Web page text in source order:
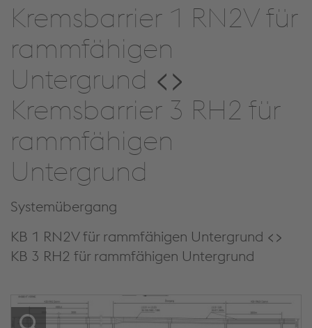
Kremsbarrier 1 RN2V für
rammfähigen
Untergrund <>
Kremsbarrier 3 RH2 für
rammfähigen
Untergrund
Systemübergang
KB 1 RN2V für rammfähigen Untergrund <>
KB 3 RH2 für rammfähigen Untergrund